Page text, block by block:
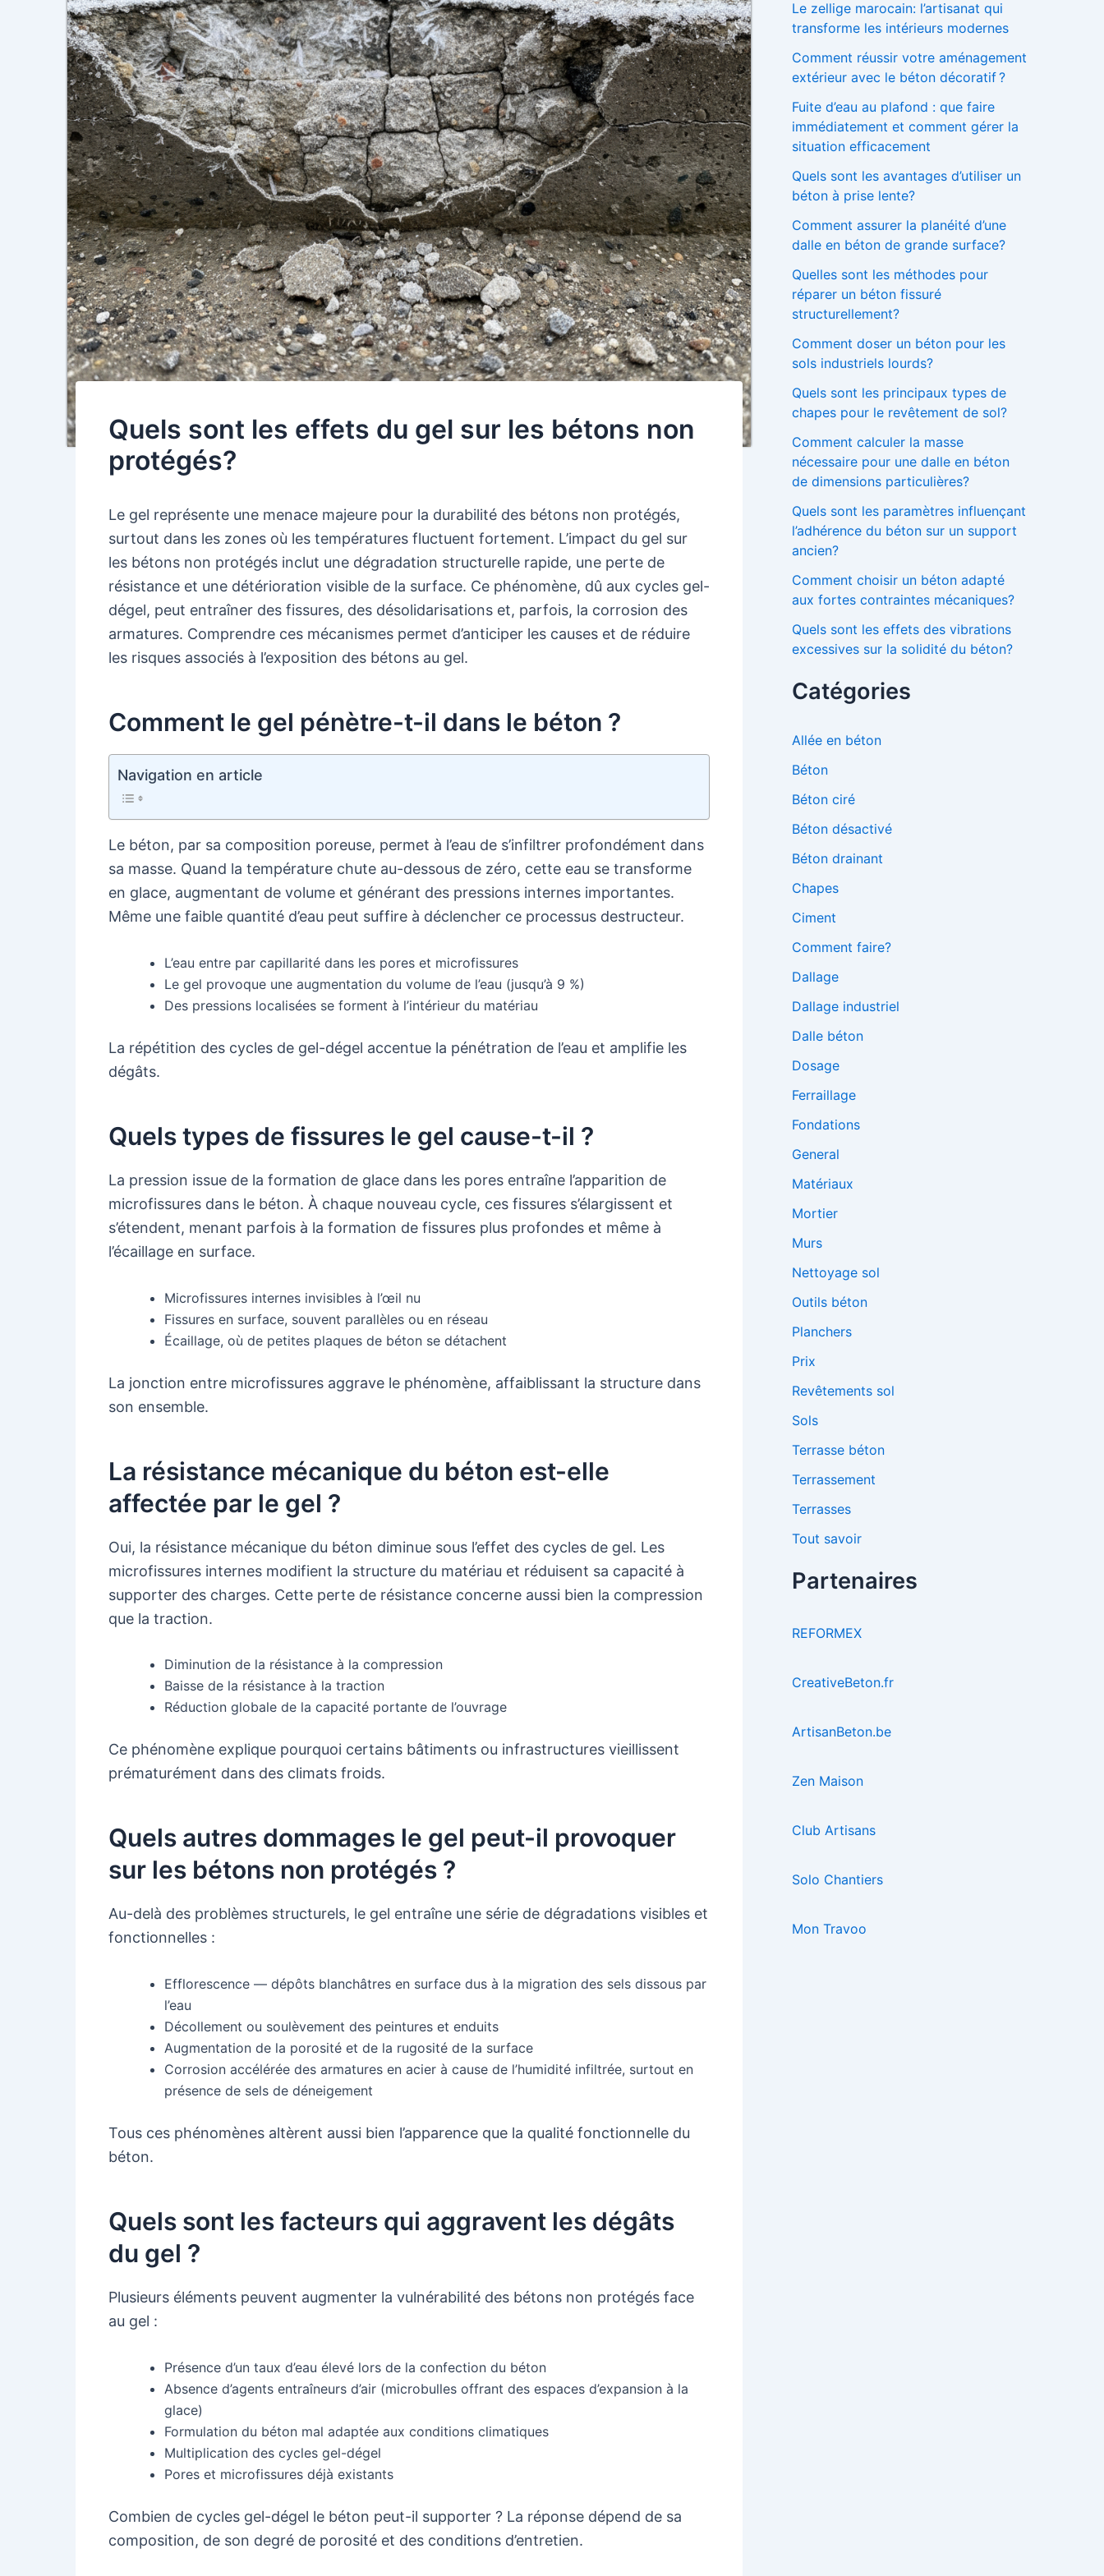
Quels sont les effets du gel sur les bétons non
protégés?
Le gel représente une menace majeure pour la durabilité des bétons non protégés,
surtout dans les zones où les températures fluctuent fortement. L’impact du gel sur
les bétons non protégés inclut une dégradation structurelle rapide, une perte de
résistance et une détérioration visible de la surface. Ce phénomène, dû aux cycles gel-
dégel, peut entraîner des fissures, des désolidarisations et, parfois, la corrosion des
armatures. Comprendre ces mécanismes permet d’anticiper les causes et de réduire
les risques associés à l’exposition des bétons au gel.
Comment le gel pénètre-t-il dans le béton ?
Navigation en article
Le béton, par sa composition poreuse, permet à l’eau de s’infiltrer profondément dans
sa masse. Quand la température chute au-dessous de zéro, cette eau se transforme
en glace, augmentant de volume et générant des pressions internes importantes.
Même une faible quantité d’eau peut suffire à déclencher ce processus destructeur.
L’eau entre par capillarité dans les pores et microfissures
Le gel provoque une augmentation du volume de l’eau (jusqu’à 9 %)
Des pressions localisées se forment à l’intérieur du matériau
La répétition des cycles de gel-dégel accentue la pénétration de l’eau et amplifie les
dégâts.
Quels types de fissures le gel cause-t-il ?
La pression issue de la formation de glace dans les pores entraîne l’apparition de
microfissures dans le béton. À chaque nouveau cycle, ces fissures s’élargissent et
s’étendent, menant parfois à la formation de fissures plus profondes et même à
l’écaillage en surface.
Microfissures internes invisibles à l’œil nu
Fissures en surface, souvent parallèles ou en réseau
Écaillage, où de petites plaques de béton se détachent
La jonction entre microfissures aggrave le phénomène, affaiblissant la structure dans
son ensemble.
La résistance mécanique du béton est-elle
affectée par le gel ?
Oui, la résistance mécanique du béton diminue sous l’effet des cycles de gel. Les
microfissures internes modifient la structure du matériau et réduisent sa capacité à
supporter des charges. Cette perte de résistance concerne aussi bien la compression
que la traction.
Diminution de la résistance à la compression
Baisse de la résistance à la traction
Réduction globale de la capacité portante de l’ouvrage
Ce phénomène explique pourquoi certains bâtiments ou infrastructures vieillissent
prématurément dans des climats froids.
Quels autres dommages le gel peut-il provoquer
sur les bétons non protégés ?
Au-delà des problèmes structurels, le gel entraîne une série de dégradations visibles et
fonctionnelles :
Efflorescence — dépôts blanchâtres en surface dus à la migration des sels dissous par
l’eau
Décollement ou soulèvement des peintures et enduits
Augmentation de la porosité et de la rugosité de la surface
Corrosion accélérée des armatures en acier à cause de l’humidité infiltrée, surtout en
présence de sels de déneigement
Tous ces phénomènes altèrent aussi bien l’apparence que la qualité fonctionnelle du
béton.
Quels sont les facteurs qui aggravent les dégâts
du gel ?
Plusieurs éléments peuvent augmenter la vulnérabilité des bétons non protégés face
au gel :
Présence d’un taux d’eau élevé lors de la confection du béton
Absence d’agents entraîneurs d’air (microbulles offrant des espaces d’expansion à la
glace)
Formulation du béton mal adaptée aux conditions climatiques
Multiplication des cycles gel-dégel
Pores et microfissures déjà existants
Combien de cycles gel-dégel le béton peut-il supporter ? La réponse dépend de sa
composition, de son degré de porosité et des conditions d’entretien.
h
e
:
Le zellige marocain: l’artisanat qui
transforme les intérieurs modernes
Comment réussir votre aménagement
extérieur avec le béton décoratif ?
Fuite d’eau au plafond : que faire
immédiatement et comment gérer la
situation efficacement
Quels sont les avantages d’utiliser un
béton à prise lente?
Comment assurer la planéité d’une
dalle en béton de grande surface?
Quelles sont les méthodes pour
réparer un béton fissuré
structurellement?
Comment doser un béton pour les
sols industriels lourds?
Quels sont les principaux types de
chapes pour le revêtement de sol?
Comment calculer la masse
nécessaire pour une dalle en béton
de dimensions particulières?
Quels sont les paramètres influençant
l’adhérence du béton sur un support
ancien?
Comment choisir un béton adapté
aux fortes contraintes mécaniques?
Quels sont les effets des vibrations
excessives sur la solidité du béton?
Catégories
Allée en béton
Béton
Béton ciré
Béton désactivé
Béton drainant
Chapes
Ciment
Comment faire?
Dallage
Dallage industriel
Dalle béton
Dosage
Ferraillage
Fondations
General
Matériaux
Mortier
Murs
Nettoyage sol
Outils béton
Planchers
Prix
Revêtements sol
Sols
Terrasse béton
Terrassement
Terrasses
Tout savoir
Partenaires
REFORMEX
CreativeBeton.fr
ArtisanBeton.be
Zen Maison
Club Artisans
Solo Chantiers
Mon Travoo